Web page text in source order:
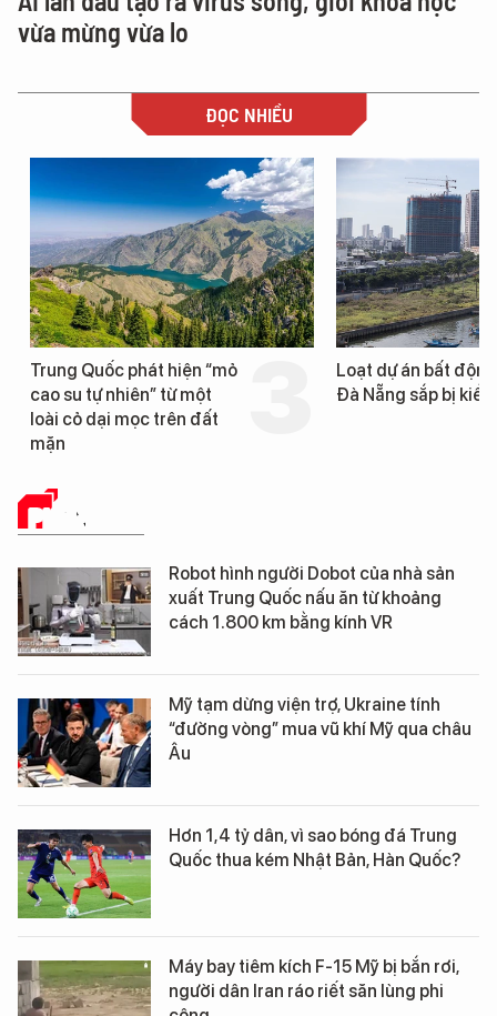
vừa mừng vừa lo
ĐỌC NHIỀU
Trung Quốc phát hiện “mỏ
cao su tự nhiên” từ một
loài cỏ dại mọc trên đất
mặn
Loạt dự án bất động
Đà Nẵng sắp bị kiểm
PHÂN TÍCH
Robot hình người Dobot của nhà sản
xuất Trung Quốc nấu ăn từ khoảng
cách 1.800 km bằng kính VR
Mỹ tạm dừng viện trợ, Ukraine tính
“đường vòng” mua vũ khí Mỹ qua châu
Âu
Hơn 1,4 tỷ dân, vì sao bóng đá Trung
Quốc thua kém Nhật Bản, Hàn Quốc?
Máy bay tiêm kích F-15 Mỹ bị bắn rơi,
người dân Iran ráo riết săn lùng phi